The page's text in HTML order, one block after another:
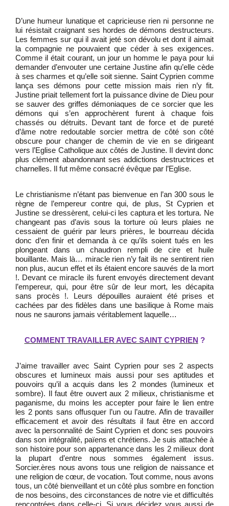
D’une humeur lunatique et capricieuse rien ni personne ne
lui résistait craignant ses hordes de démons destructeurs.
Les femmes sur qui il avait jeté son dévolu et dont il aimait
la compagnie ne pouvaient que céder à ses exigences.
Comme il était courant, un jour un homme le paya pour lui
demander d’envouter une certaine Justine afin qu’elle cède
à ses charmes et qu’elle soit sienne. Saint Cyprien comme
lança ses démons pour cette mission mais rien n’y fit.
Justine priait tellement fort la puissance divine de Dieu pour
se sauver des griffes démoniaques de ce sorcier que les
démons qui s’en approchèrent furent à chaque fois
chassés ou détruits. Devant tant de force et de pureté
d’âme notre redoutable sorcier mettra de côté son côté
obscure pour changer de chemin de vie en se dirigeant
vers l’Eglise Catholique aux côtés de Justine. Il devint donc
plus clément abandonnant ses addictions destructrices et
charnelles. Il fut même consacré évêque par l’Eglise.
Le christianisme n’étant pas bienvenue en l’an 300 sous le
règne de l’empereur contre qui, de plus, St Cyprien et
Justine se dressèrent, celui-ci les captura et les tortura. Ne
changeant pas d’avis sous la torture où leurs plaies ne
cessaient de guérir par leurs prières, le bourreau décida
donc d’en finir et demanda à ce qu’ils soient tués en les
plongeant dans un chaudron rempli de cire et huile
bouillante. Mais là… miracle rien n’y fait ils ne sentirent rien
non plus, aucun effet et ils étaient encore sauvés de la mort
!. Devant ce miracle ils furent envoyés directement devant
l’empereur, qui, pour être sûr de leur mort, les décapita
sans procès !. Leurs dépouilles auraient été prises et
cachées par des fidèles dans une basilique à Rome mais
nous ne saurons jamais véritablement laquelle…
COMMENT TRAVAILLER AVEC SAINT CYPRIEN ?
J’aime travailler avec Saint Cyprien pour ses 2 aspects
obscures et lumineux mais aussi pour ses aptitudes et
pouvoirs qu’il a acquis dans les 2 mondes (lumineux et
sombre). Il faut être ouvert aux 2 milieux, christianisme et
paganisme, du moins les accepter pour faire le lien entre
les 2 ponts sans offusquer l’un ou l’autre. Afin de travailler
efficacement et avoir des résultats il faut être en accord
avec la personnalité de Saint Cyprien et donc ses pouvoirs
dans son intégralité, païens et chrétiens. Je suis attachée à
son histoire pour son appartenance dans les 2 milieux dont
la plupart d’entre nous sommes également issus.
Sorcier.ères nous avons tous une religion de naissance et
une religion de cœur, de vocation. Tout comme, nous avons
tous, un côté bienveillant et un côté plus sombre en fonction
de nos besoins, des circonstances de notre vie et difficultés
rencontrées dans celle-ci. Si vous décidez vous aussi de